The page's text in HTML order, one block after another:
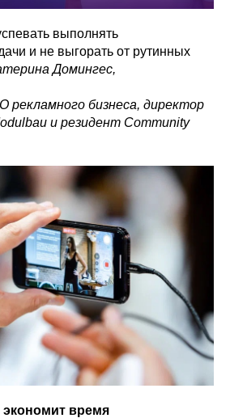
выполнять
и не выгорать от рутинных
Домингес,
рекламного бизнеса, директор
и резидент Community
экономит время